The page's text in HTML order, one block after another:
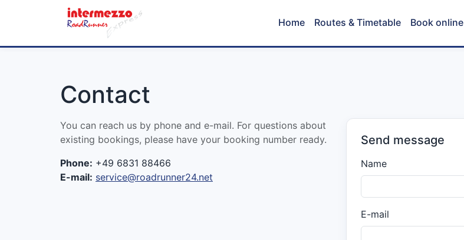
Home Routes & Timetable Book online
Contact
You can reach us by phone and e-mail. For questions about
existing bookings, please have your booking number ready.
Phone: +49 6831 88466
E-mail: service@roadrunner24.net
Send message
Name
E-mail